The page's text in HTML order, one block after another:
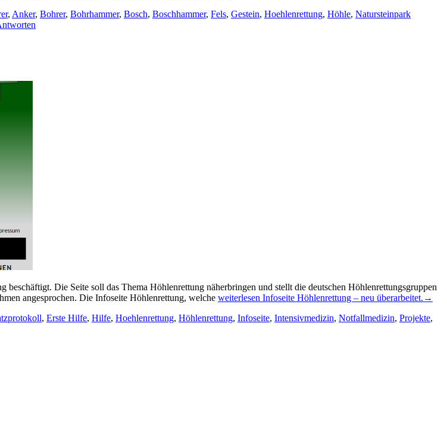
, Anker, Bohrer, Bohrhammer, Bosch, Boschhammer, Fels, Gestein, Hoehlenrettung, Höhle, Natursteinpark
Die Seite soll das Thema Höhlenrettung näherbringen und stellt die deutschen Höhlenrettungsgruppen
angesprochen. Die Infoseite Höhlenrettung, welche weiterlesen Infoseite Höhlenrettung – neu überarbeitet. →
, Erste Hilfe, Hilfe, Hoehlenrettung, Höhlenrettung, Infoseite, Intensivmedizin, Notfallmedizin, Projekte,